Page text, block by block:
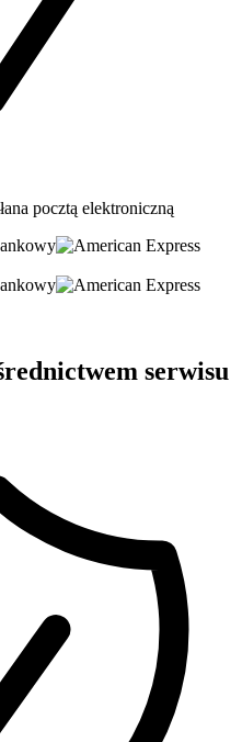
pocztą elektroniczną
serwisu